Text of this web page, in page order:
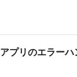
アプリのエラー